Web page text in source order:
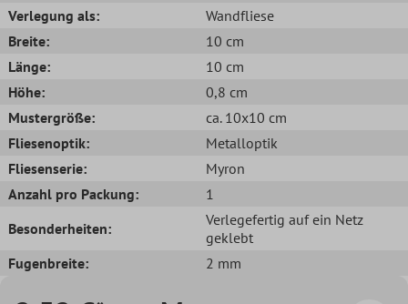
Verlegung als:
Wandfliese
Breite:
10 cm
Länge:
10 cm
Höhe:
0,8 cm
Mustergröße:
ca. 10x10 cm
Fliesenoptik:
Metalloptik
Fliesenserie:
Myron
Anzahl pro Packung:
1
Besonderheiten:
Verlegefertig auf ein Netz
geklebt
Fugenbreite:
2 mm